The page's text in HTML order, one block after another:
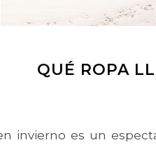
QUÉ ROPA
invierno es un